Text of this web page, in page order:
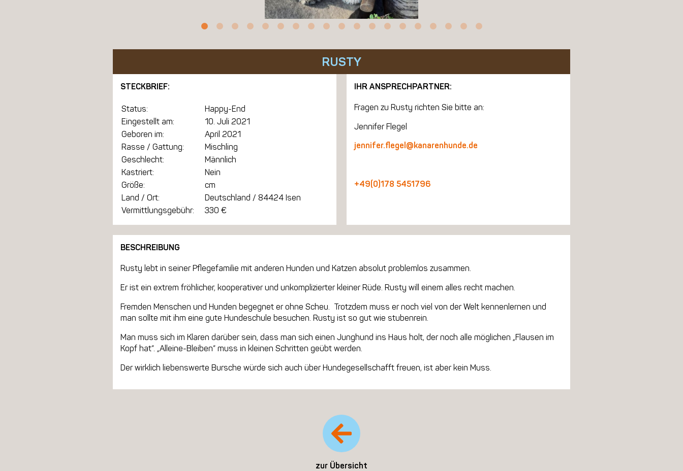
RUSTY
STECKBRIEF:
Status:
Happy-End
Eingestellt am:
10. Juli 2021
Geboren im:
April 2021
Rasse / Gattung:
Mischling
Geschlecht:
Männlich
Kastriert:
Nein
Größe:
cm
Land / Ort:
Deutschland / 84424 Isen
Vermittlungsgebühr:
330 €
IHR ANSPRECHPARTNER:
Fragen zu Rusty richten Sie bitte an:
Jennifer Flegel
jennifer.flegel@kanarenhunde.de
+49(0)178 5451796
BESCHREIBUNG
Rusty lebt in seiner Pflegefamilie mit anderen Hunden und Katzen absolut problemlos zusammen.
Er ist ein extrem fröhlicher, kooperativer und unkomplizierter kleiner Rüde. Rusty will einem alles recht machen.
Fremden Menschen und Hunden begegnet er ohne Scheu. Trotzdem muss er noch viel von der Welt kennenlernen und
man sollte mit ihm eine gute Hundeschule besuchen. Rusty ist so gut wie stubenrein.
Man muss sich im Klaren darüber sein, dass man sich einen Junghund ins Haus holt, der noch alle möglichen „Flausen im
Kopf hat“. „Alleine-Bleiben“ muss in kleinen Schritten geübt werden.
Der wirklich liebenswerte Bursche würde sich auch über Hundegesellschafft freuen, ist aber kein Muss.
zur Übersicht